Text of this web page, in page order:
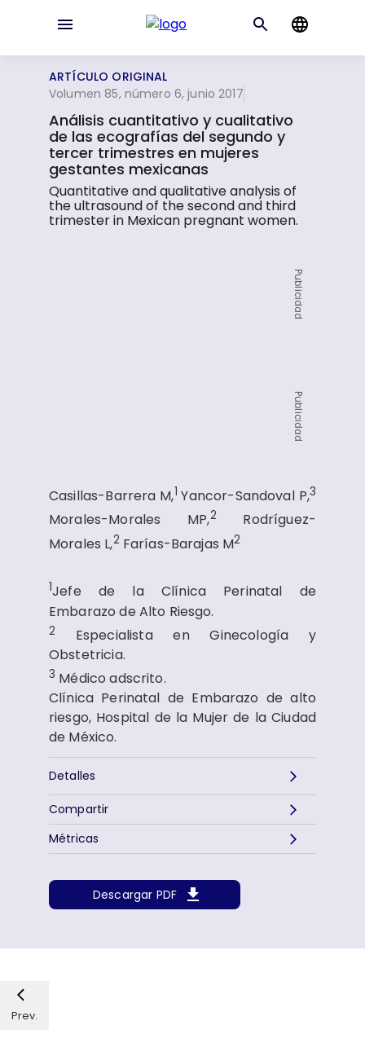
ARTÍCULO ORIGINAL
Volumen 85, número 6, junio 2017
Análisis cuantitativo y cualitativo
de las ecografías del segundo y
tercer trimestres en mujeres
gestantes mexicanas
Quantitative and qualitative analysis of
the ultrasound of the second and third
trimester in Mexican pregnant women.
Publicidad
Publicidad
Casillas-Barrera M,1 Yancor-Sandoval P,3
Morales-Morales MP,2
Rodríguez-
Morales L,2 Farías-Barajas M2
1Jefe de la Clínica Perinatal de
Embarazo de Alto Riesgo.
2 Especialista en Ginecología y
Obstetricia.
3 Médico adscrito.
Clínica Perinatal de Embarazo de alto
riesgo, Hospital de la Mujer de la Ciudad
de México.
Detalles
Descargar PDF
Métricas
Compartir
Prev.